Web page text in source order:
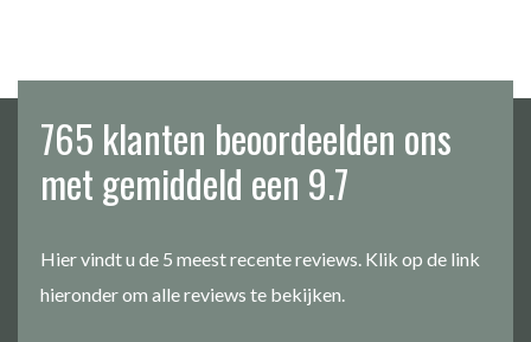
765 klanten beoordeelden ons
met gemiddeld een 9.7
Hier vindt u de 5 meest recente reviews. Klik op de link
hieronder om alle reviews te bekijken.